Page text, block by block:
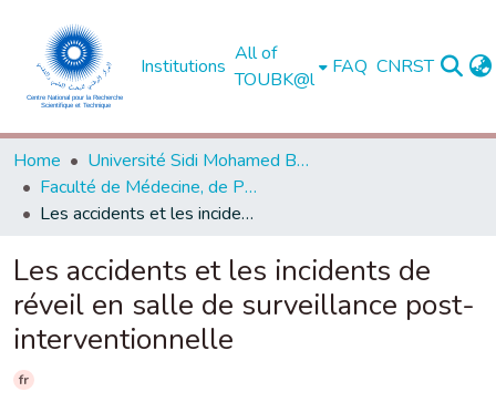
Institutions
All of
TOUBK@l
FAQ CNRST
Home
Université Sidi Mohamed Ben Abdellah de Fès
Faculté de Médecine, de Pharmacie et de Médecine Dentaire - Fès
Les accidents et les incidents de réveil en salle de surveillance post-interventionnelle
Les accidents et les incidents de
réveil en salle de surveillance post-
interventionnelle
fr